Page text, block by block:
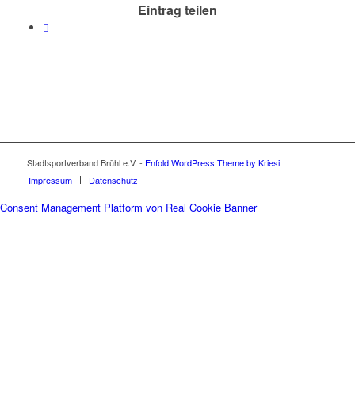
Eintrag teilen
Stadtsportverband Brühl e.V. - Enfold WordPress Theme by Kriesi
Impressum
Datenschutz
Consent Management Platform von Real Cookie Banner